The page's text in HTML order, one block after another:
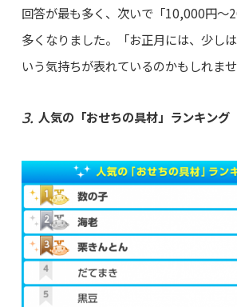
回答が最も多く、次いで「10,000円～
多くなりました。「お正月には、少し
いう気持ちが表れているのかもしれませ
人気の「おせちの具材」ランキング